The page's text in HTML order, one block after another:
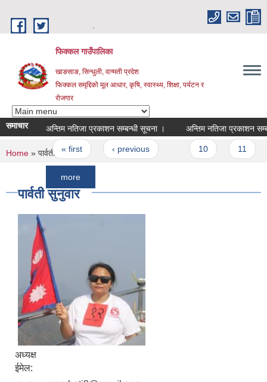
फिक्कल गाउँपालिका
खाङसाङ, सिन्धुली, वाग्मती प्रदेश
फिक्कल समृद्दिको मूल आधार, कृषि, स्वास्थ्य, शिक्षा, पर्यटन र
रोजगार
समाचारअन्तिम नतिजा प्रकाशन सम्बन्धी सूचना । अन्तिम नतिजा प्रकाशन सम्बन्धी
Pages
« first ‹ previous …
You are here
Home » पार्वती सुनुवार
पार्वती सुनुवार
अध्यक्ष
ईमेल: